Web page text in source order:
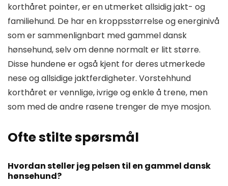
korthåret pointer, er en utmerket allsidig jakt- og
familiehund. De har en kroppsstørrelse og energinivå
som er sammenlignbart med gammel dansk
hønsehund, selv om denne normalt er litt større.
Disse hundene er også kjent for deres utmerkede
nese og allsidige jaktferdigheter. Vorstehhund
korthåret er vennlige, ivrige og enkle å trene, men
som med de andre rasene trenger de mye mosjon.
Ofte stilte spørsmål
Hvordan steller jeg pelsen til en gammel dansk
hønsehund?